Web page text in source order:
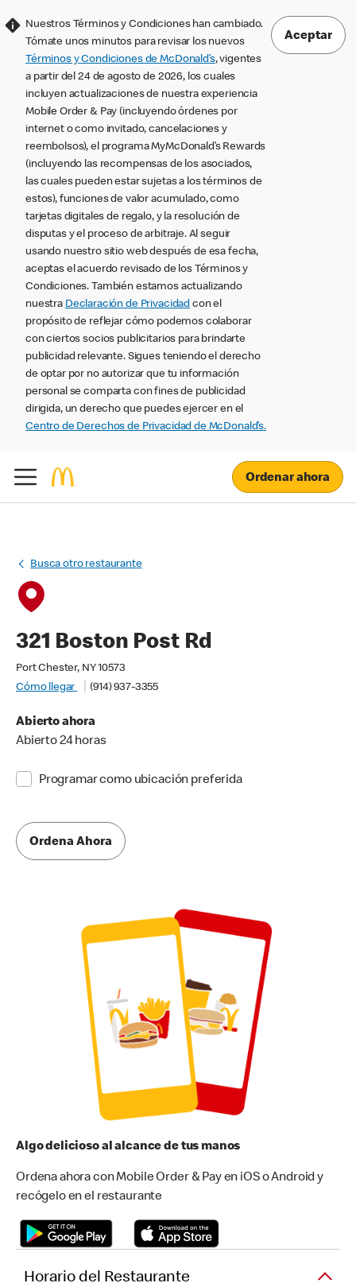
Nuestros Términos y Condiciones han cambiado.
Tómate unos minutos para revisar los nuevos
Términos y Condiciones de McDonald’s, vigentes
a partir del 24 de agosto de 2026, los cuales
incluyen actualizaciones de nuestra experiencia
Mobile Order & Pay (incluyendo órdenes por
internet o como invitado, cancelaciones y
reembolsos), el programa MyMcDonald’s Rewards
(incluyendo las recompensas de los asociados,
las cuales pueden estar sujetas a los términos de
estos), funciones de valor acumulado, como
tarjetas digitales de regalo, y la resolución de
disputas y el proceso de arbitraje. Al seguir
usando nuestro sitio web después de esa fecha,
aceptas el acuerdo revisado de los Términos y
Condiciones. También estamos actualizando
nuestra Declaración de Privacidad con el
propósito de reflejar cómo podemos colaborar
con ciertos socios publicitarios para brindarte
publicidad relevante. Sigues teniendo el derecho
de optar por no autorizar que tu información
personal se comparta con fines de publicidad
dirigida, un derecho que puedes ejercer en el
Centro de Derechos de Privacidad de McDonald’s.
Aceptar
Ordenar ahora
Busca otro restaurante
321 Boston Post Rd
Port Chester, NY 10573
Cómo llegar
(914) 937-3355
Abierto ahora
Abierto 24 horas
Programar como ubicación preferida
Ordena Ahora
Algo delicioso al alcance de tus manos
Ordena ahora con Mobile Order & Pay en iOS o Android y
recógelo en el restaurante
Horario del Restaurante